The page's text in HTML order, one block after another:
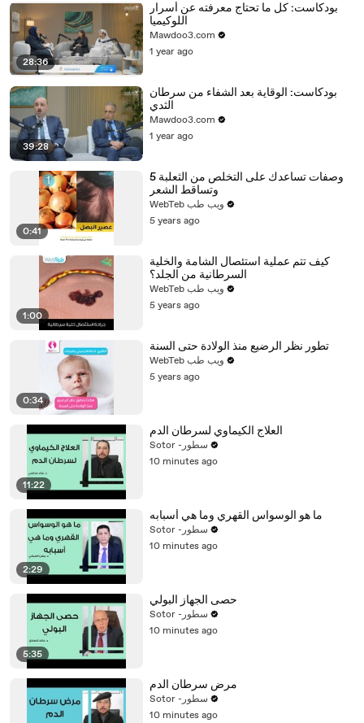
28:36
بودكاست: كل ما تحتاج معرفته عن أسرار
اللوكيميا
Mawdoo3.com
1 year ago
39:28
بودكاست: الوقاية بعد الشفاء من سرطان
الثدي
Mawdoo3.com
1 year ago
0:41
5 وصفات تساعدك على التخلص من الثعلبة
وتساقط الشعر
WebTeb ويب طب
5 years ago
1:00
كيف تتم عملية استئصال الشامة والخلية
السرطانية من الجلد؟
WebTeb ويب طب
5 years ago
0:34
تطور نظر الرضيع منذ الولادة حتى السنة
WebTeb ويب طب
5 years ago
11:22
العلاج الكيماوي لسرطان الدم
Sotor -سطور
10 minutes ago
2:29
ما هو الوسواس القهري وما هي أسبابه
Sotor -سطور
10 minutes ago
5:35
حصى الجهاز البولي
Sotor -سطور
10 minutes ago
مرض سرطان الدم
Sotor -سطور
10 minutes ago